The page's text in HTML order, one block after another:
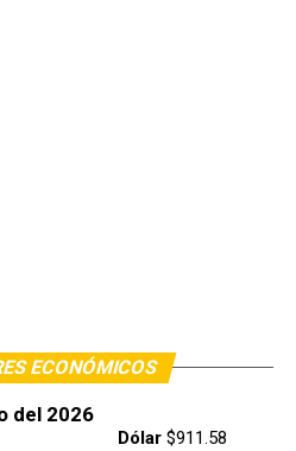
ECONÓMICOS
del 2026
Dólar$911.58